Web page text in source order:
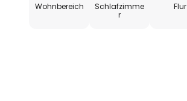
Wohnbereich
Schlafzimme
r
Flur